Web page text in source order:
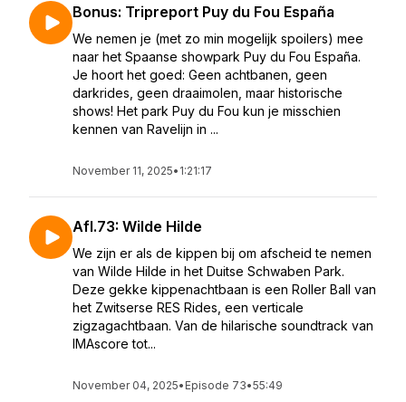
Bonus: Tripreport Puy du Fou España
We nemen je (met zo min mogelijk spoilers) mee
naar het Spaanse showpark Puy du Fou España.
Je hoort het goed: Geen achtbanen, geen
darkrides, geen draaimolen, maar historische
shows! Het park Puy du Fou kun je misschien
kennen van Ravelijn in ...
November 11, 2025• 1:21:17
Afl.73: Wilde Hilde
We zijn er als de kippen bij om afscheid te nemen
van Wilde Hilde in het Duitse Schwaben Park.
Deze gekke kippenachtbaan is een Roller Ball van
het Zwitserse RES Rides, een verticale
zigzagachtbaan. Van de hilarische soundtrack van
IMAscore tot...
November 04, 2025• Episode 73•55:49